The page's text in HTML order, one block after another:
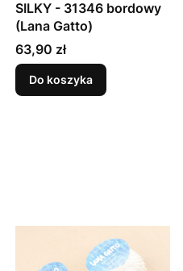
SILKY - 31346 bordowy
(Lana Gatto)
Cena
63,90 zł
Do koszyka